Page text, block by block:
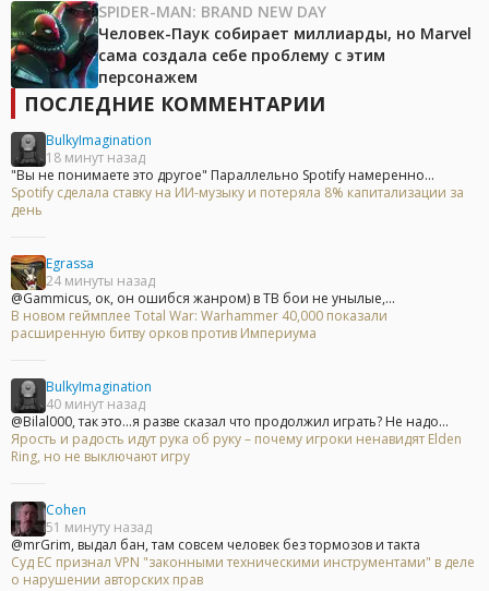
SPIDER-MAN: BRAND NEW DAY
Человек-Паук собирает миллиарды, но Marvel
сама создала себе проблему с этим
персонажем
ПОСЛЕДНИЕ КОММЕНТАРИИ
BulkyImagination
18 минут назад
"Вы не понимаете это другое" Параллельно Spotify намеренно...
Spotify сделала ставку на ИИ-музыку и потеряла 8% капитализации за
день
Egrassa
24 минуты назад
@Gammicus, ок, он ошибся жанром) в ТВ бои не унылые,...
В новом геймплее Total War: Warhammer 40,000 показали
расширенную битву орков против Империума
BulkyImagination
40 минут назад
@Bilal000, так это...я разве сказал что продолжил играть? Не надо...
Ярость и радость идут рука об руку – почему игроки ненавидят Elden
Ring, но не выключают игру
Cohen
51 минуту назад
@mrGrim, выдал бан, там совсем человек без тормозов и такта
Суд ЕС признал VPN "законными техническими инструментами" в деле
о нарушении авторских прав